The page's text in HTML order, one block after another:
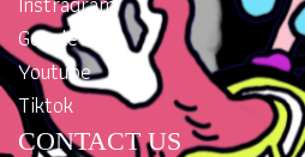
#กระเป๋าสะพายข้าง #
#กระเป๋า
Google Plus
Youtube
Tiktok
CONTACT US